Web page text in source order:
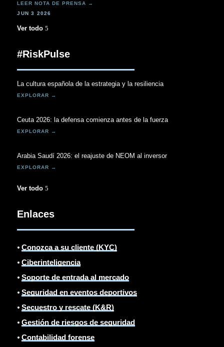
JUN 3 2026
Ver todo
#RiskPulse
La cultura española de la estrategia y la resiliencia
Ceuta 2026: la defensa comienza antes de la fuerza
Arabia Saudí 2026: el reajuste de NEOM al inversor
Ver todo
Enlaces
⦁Conozca a su cliente (KYC)
⦁Ciberinteligencia
⦁Soporte de entrada al mercado
⦁Seguridad en eventos deportivos
⦁Secuestro y rescate (K&R)
⦁Gestión de riesgos de seguridad
⦁Contabilidad forense